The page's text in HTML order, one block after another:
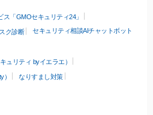
「GMOセキュリティ24」
ク診断 セキュリティ相談AIチャットボット
ュリティ byイエラエ）
なりすまし対策